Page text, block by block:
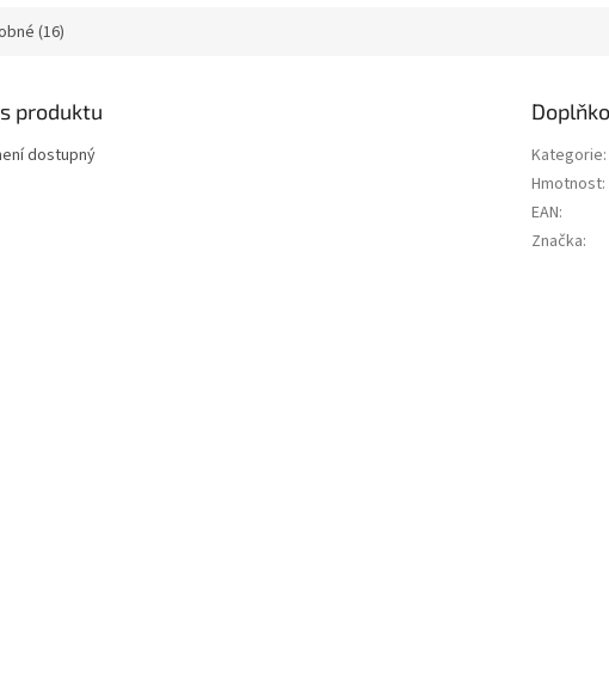
(16)
produktu
dostupný Kategorie:
Hmotnost:
EAN:
Značka: